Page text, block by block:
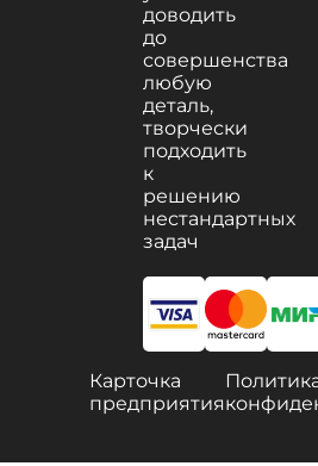
доводить
до
совершенства
любую
деталь,
творчески
подходить
к
решению
нестандартных
задач
Карточка
предприятия